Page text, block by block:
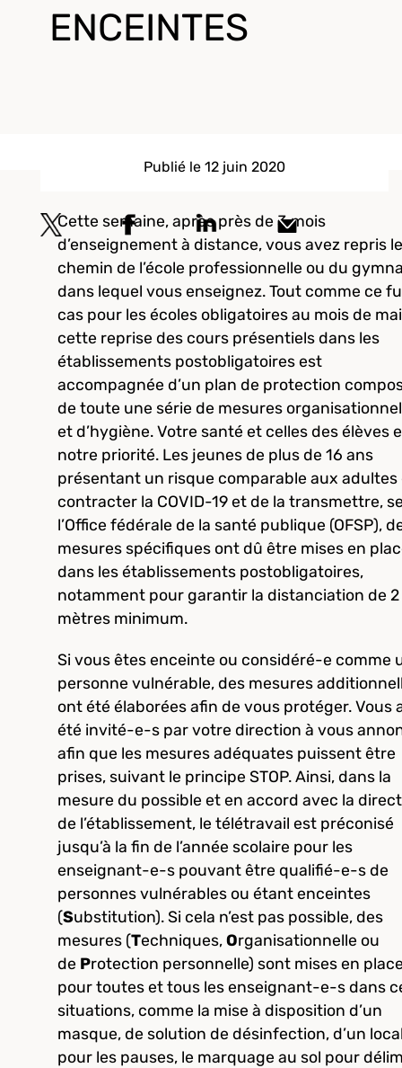
ENCEINTES
Publié le 12 juin 2020
Cette semaine, après près de 3 mois
d’enseignement à distance, vous avez repris le
chemin de l’école professionnelle ou du
dans lequel vous enseignez. Tout comme ce
cas pour les écoles obligatoires au mois de
cette reprise des cours présentiels dans les
établissements postobligatoires est
accompagnée d’un plan de protection
de toute une série de mesures
et d’hygiène. Votre santé et celles des élèves
notre priorité. Les jeunes de plus de 16 ans
présentant un risque comparable aux adultes
contracter la COVID-19 et de la transmettre,
l’Office fédérale de la santé publique (OFSP),
mesures spécifiques ont dû être mises en
dans les établissements postobligatoires,
notamment pour garantir la distanciation de 2
mètres minimum.
Si vous êtes enceinte ou considéré-e comme
personne vulnérable, des mesures
ont été élaborées afin de vous protéger. Vous
été invité-e-s par votre direction à vous
afin que les mesures adéquates puissent être
prises, suivant le principe STOP. Ainsi, dans la
mesure du possible et en accord avec la
de l’établissement, le télétravail est préconisé
jusqu’à la fin de l’année scolaire pour les
enseignant-e-s pouvant être qualifié-e-s de
personnes vulnérables ou étant enceintes
(Substitution). Si cela n’est pas possible, des
mesures (Techniques,Organisationnelle ou
de Protection personnelle) sont mises en
pour toutes et tous les enseignant-e-s dans
situations, comme la mise à disposition d’un
masque, de solution de désinfection, d’un
pour les pauses, le marquage au sol pour